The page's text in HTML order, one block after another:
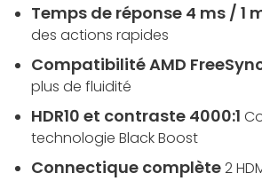
Temps de réponse 4 ms / 1
des actions rapides
Compatibilité AMD
plus de fluidité
HDR10 et contraste 4000:1
technologie Black Boost
Connectique complète2